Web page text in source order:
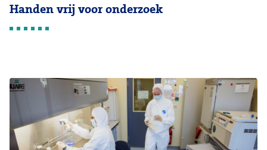
Handen vrij voor onderzoek